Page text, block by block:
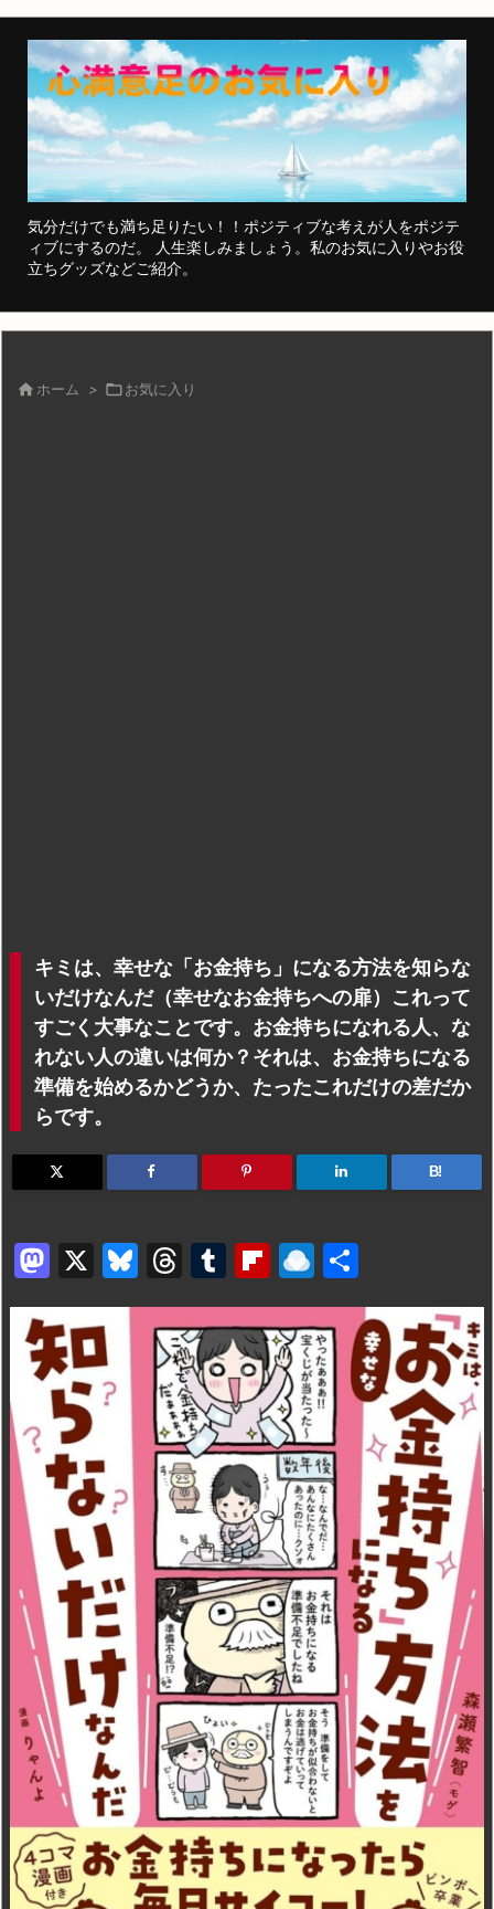
気分だけでも満ち足りたい！！ポジティブな考えが人をポジテ
ィブにするのだ。 人生楽しみましょう。私のお気に入りやお役
立ちグッズなどご紹介。
 ホーム > お気に入り
キミは、幸せな「お金持ち」になる方法を知らな
いだけなんだ（幸せなお金持ちへの扉）これって
すごく大事なことです。お金持ちになれる人、な
れない人の違いは何か？それは、お金持ちになる
準備を始めるかどうか、たったこれだけの差だか
らです。
B!
M
a
st
o
d
o
n
X
Bl
u
e
k
y
T
hr
e
a
d
s
T
u
m
bl
r
Fl
ip
b
o
ar
d
R
ai
n
dr
o
p.
io
有